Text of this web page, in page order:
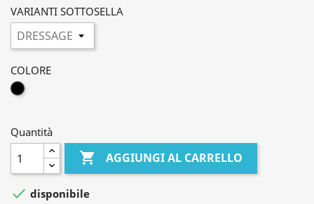
VARIANTI SOTTOSELLA
COLORE
BLACK-
Quantità
 AGGIUNGI AL CARRELLO
 disponibile